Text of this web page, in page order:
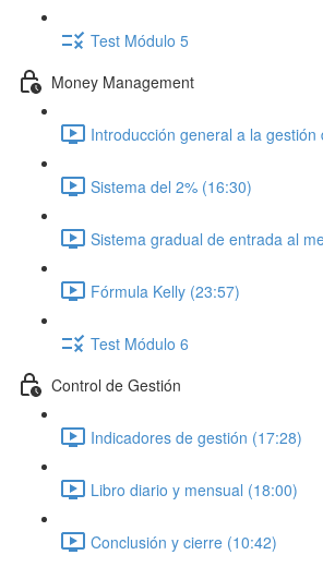
Test Módulo 5
Money Management
Introducción general a la
Sistema del 2% (16:30)
Sistema gradual de entrada al
Fórmula Kelly (23:57)
Test Módulo 6
Control de Gestión
Indicadores de gestión (17:28)
Libro diario y mensual (18:00)
Conclusión y cierre (10:42)